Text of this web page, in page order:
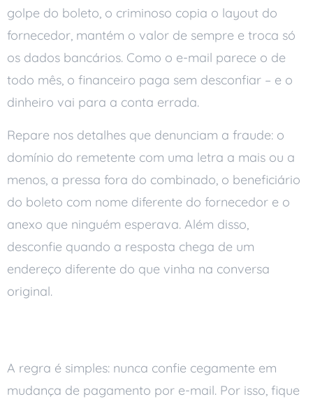
golpe do boleto, o criminoso copia o layout do
fornecedor, mantém o valor de sempre e troca só
os dados bancários. Como o e-mail parece o de
todo mês, o financeiro paga sem desconfiar – e o
dinheiro vai para a conta errada.
Repare nos detalhes que denunciam a fraude: o
domínio do remetente com uma letra a mais ou a
menos, a pressa fora do combinado, o beneficiário
do boleto com nome diferente do fornecedor e o
anexo que ninguém esperava. Além disso,
desconfie quando a resposta chega de um
endereço diferente do que vinha na conversa
original.
A regra é simples: nunca confie cegamente em
mudança de pagamento por e-mail. Por isso, fique